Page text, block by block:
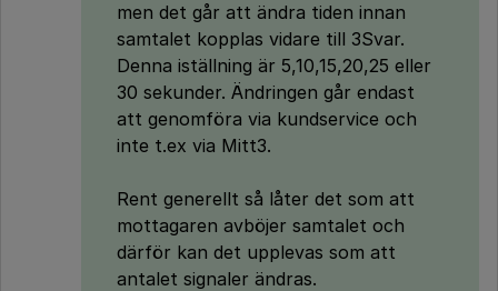
men det går att ändra tiden innan
samtalet kopplas vidare till 3Svar.
Denna iställning är 5,10,15,20,25 eller
30 sekunder. Ändringen går endast
att genomföra via kundservice och
inte t.ex via Mitt3.
Rent generellt så låter det som att
mottagaren avböjer samtalet och
därför kan det upplevas som att
antalet signaler ändras.